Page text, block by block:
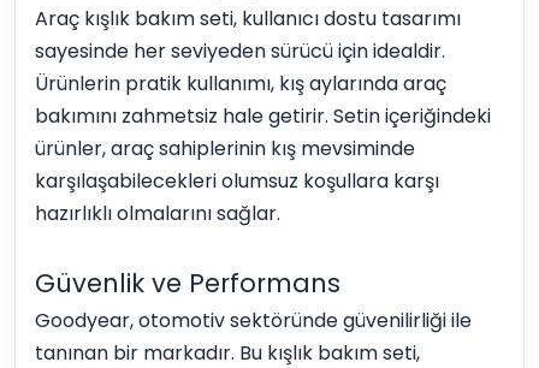
Araç kışlık bakım seti, kullanıcı dostu tasarımı
sayesinde her seviyeden sürücü için idealdir.
Ürünlerin pratik kullanımı, kış aylarında araç
bakımını zahmetsiz hale getirir. Setin içeriğindeki
ürünler, araç sahiplerinin kış mevsiminde
karşılaşabilecekleri olumsuz koşullara karşı
hazırlıklı olmalarını sağlar.
Güvenlik ve Performans
Goodyear, otomotiv sektöründe güvenilirliği ile
tanınan bir markadır. Bu kışlık bakım seti,